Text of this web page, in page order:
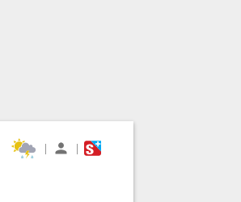
| |